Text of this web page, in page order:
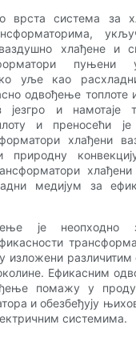
врста система за
хлађене и
пуњени
уље као
одвођење топлоте
језгро и намотаје
и преносећи
хлађени
природну
медијум за
је неопходно
изложени
Ефикасним
помажу у
и обезбеђују
системима.